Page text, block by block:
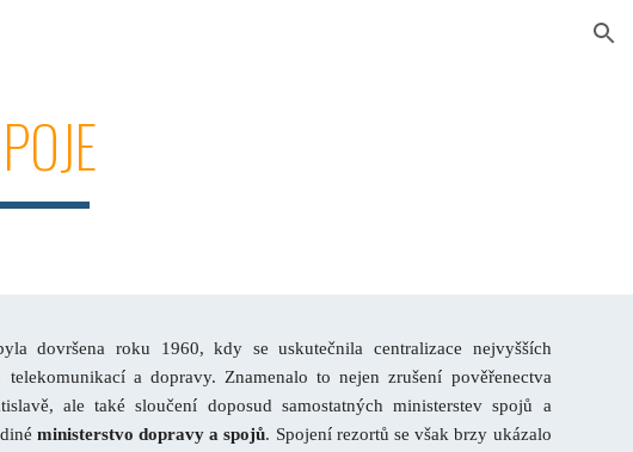
dovršena roku 1960, kdy se uskutečnila centralizace nejvyšších
telekomunikací a dopravy. Znamenalo to nejen zrušení pověřenectva
ale také sloučení doposud samostatných ministerstev spojů a
ministerstvo dopravy a spojů. Spojení rezortů se však brzy ukázalo